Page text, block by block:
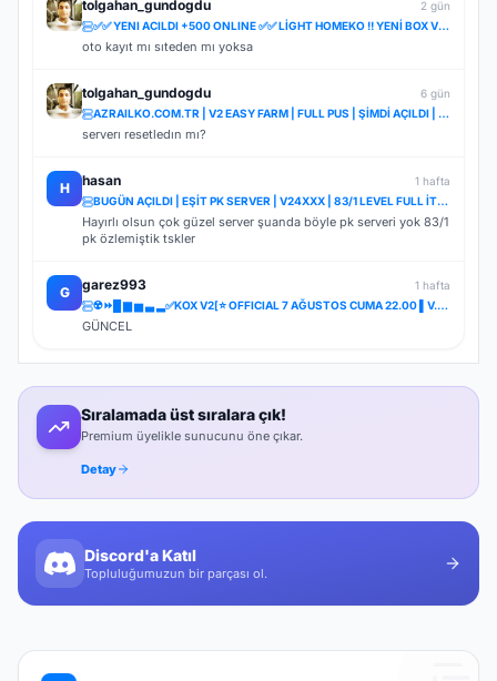
tolgahan_gundogdu
2 gün
✅✅ YENI ACILDI +500 ONLINE ✅✅ LİGHT HOMEKO !! YENİ BOX VE DRAGON SHELLER İLE✅✅
oto kayıt mı sıteden mı yoksa
tolgahan_gundogdu
6 gün
AZRAILKO.COM.TR | V2 EASY FARM | FULL PUS | ŞİMDİ AÇILDI | İNDİR BAŞLA
serverı resetledın mı?
H hasan
1 hafta
BUGÜN AÇILDI | EŞİT PK SERVER | V24XXX | 83/1 LEVEL FULL İTEM | İTEM SATIŞI YOKTUR
Hayırlı olsun çok güzel server şuanda böyle pk serveri yok 83/1
pk özlemiştik tskler
G garez993
1 hafta
☢️⏩█ ▆ ▅ ▃ ▂✅KOX V2[⭐ OFFICIAL 7 AĞUSTOS CUMA 22.00 ▌V.2⭐] ✅ ⚔️⋆ BOL ETKİNLİK ⋆⚔️ ⋆ LIGHT FARM ⚔️
GÜNCEL
Sıralamada üst sıralara çık!
Premium üyelikle sunucunu öne çıkar.
Detay
Discord'a Katıl
Topluluğumuzun bir parçası ol.